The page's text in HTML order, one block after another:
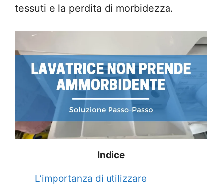
tessuti e la perdita di morbidezza.
Indice
L’importanza di utilizzare